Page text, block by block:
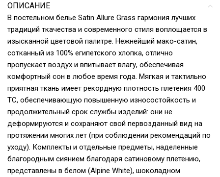
ОПИСАНИЕ
В постельном белье Satin Allure Grass гармония лучших
традиций ткачества и современного стиля воплощается в
изысканной цветовой палитре. Нежнейший мако-сатин,
сотканный из 100% египетского хлопка, отлично
пропускает воздух и впитывает влагу, обеспечивая
комфортный сон в любое время года. Мягкая и тактильно
приятная ткань имеет рекордную плотность плетения 400
ТС, обеспечивающую повышенную износостойкость и
продолжительный срок службы изделий: они не
деформируются и сохраняют свой первозданный вид на
протяжении многих лет (при соблюдении рекомендаций по
уходу). Комплекты и отдельные предметы, наделенные
благородным сиянием благодаря сатиновому плетению,
представлены в белом (Alpine White), шоколадном